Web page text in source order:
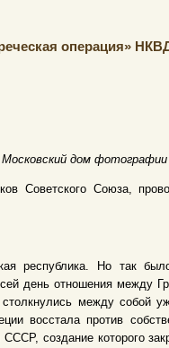
операция»
дом фотографии
Советского Союза,
республика. Но так
день отношения между
между собой
восстала против
создание которого